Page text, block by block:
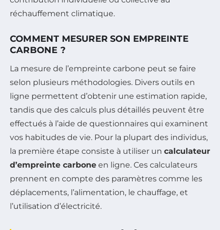
réchauffement climatique.
COMMENT MESURER SON EMPREINTE
CARBONE ?
La mesure de l’empreinte carbone peut se faire
selon plusieurs méthodologies. Divers outils en
ligne permettent d’obtenir une estimation rapide,
tandis que des calculs plus détaillés peuvent être
effectués à l’aide de questionnaires qui examinent
vos habitudes de vie. Pour la plupart des individus,
la première étape consiste à utiliser un calculateur
d’empreinte carbone en ligne. Ces calculateurs
prennent en compte des paramètres comme les
déplacements, l’alimentation, le chauffage, et
l’utilisation d’électricité.